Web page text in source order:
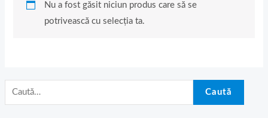
Caută
Nu a fost găsit niciun produs care să se
potrivească cu selecția ta.